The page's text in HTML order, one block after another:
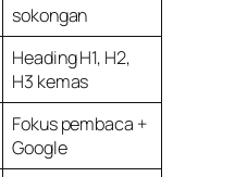
sokongan
Heading H1, H2,
H3 kemas
Fokus pembaca +
Google